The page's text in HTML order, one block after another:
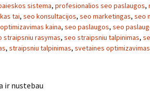
sistema, profesionalios seo paslaugos,
tai, seo konsultacijos, seo marketingas, seo
kaina, seo paslaugos, seo
straipsniu rasymas, seo straipsniu talpinimas,
, straipsniu talpinimas, svetaines optimizavimas
ir nustebau